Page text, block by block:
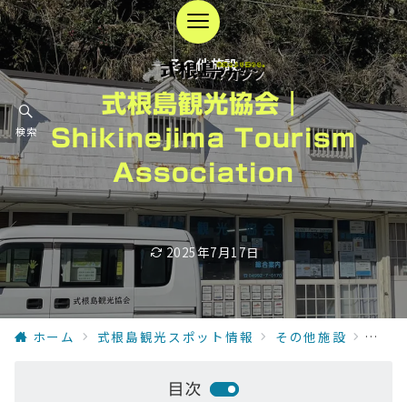
検索
— その他施設 —
式根島観光協会｜
Shikinejima Tourism
Association
2025年7月17日
ホーム 式根島観光スポット情報 その他施設 式根
目次